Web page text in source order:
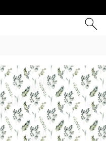
/ Botanical 01
POR M² (IVA INCLUIDO)
con Tarjeta de Crédito